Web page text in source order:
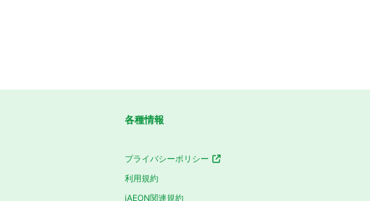
各種情報
プライバシーポリシー
利用規約
iAEON関連規約